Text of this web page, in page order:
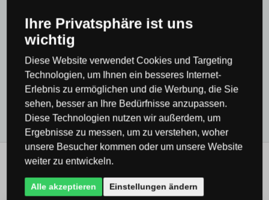
Wohnzimmer
Leuchten & Beleuchtung Italux
Wandleuchten
Italux
Verwandte Produkte
Ihre Privatsphäre ist uns
wichtig
Diese Website verwendet Cookies und Targeting
Technologien, um Ihnen ein besseres Internet-
Erlebnis zu ermöglichen und die Werbung, die Sie
sehen, besser an Ihre Bedürfnisse anzupassen.
Diese Technologien nutzen wir außerdem, um
Ergebnisse zu messen, um zu verstehen, woher
unsere Besucher kommen oder um unsere Website
weiter zu entwickeln.
Alle akzeptieren Einstellungen ändern